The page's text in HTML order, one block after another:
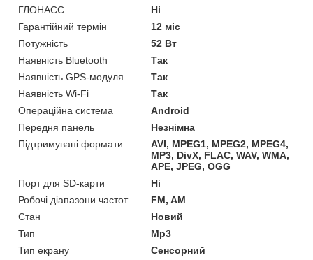
ГЛОНАСС
Ні
Гарантійний термін
12 міс
Потужність
52 Вт
Наявність Bluetooth
Так
Наявність GPS-модуля
Так
Наявність Wi-Fi
Так
Операційна система
Android
Передня панель
Незнімна
Підтримувані формати
AVI, MPEG1, MPEG2, MPEG4,
MP3, DivX, FLAC, WAV, WMA,
APE, JPEG, OGG
Порт для SD-карти
Ні
Робочі діапазони частот
FM, AM
Стан
Новий
Тип
Mp3
Тип екрану
Сенсорний